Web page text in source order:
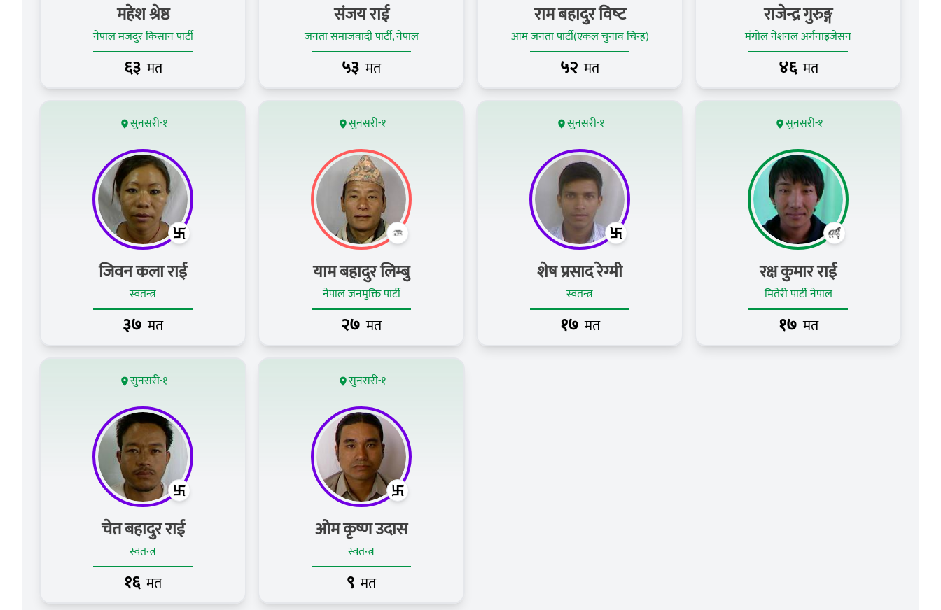
महेश श्रेष्ठ
नेपाल मजदुर किसान पार्टी
६३ मत
संजय राई
जनता समाजवादी पार्टी, नेपाल
५३ मत
राम बहादुर विष्‍ट
आम जनता पार्टी(एकल चुनाव चिन्ह)
५२ मत
राजेन्द्र गुरुङ्ग
मंगोल नेशनल अर्गनाइजेसन
४६ मत
सुनसरी-१
जिवन कला राई
स्वतन्त्र
३७ मत
सुनसरी-१
याम बहादुर लिम्बु
नेपाल जनमुक्ति पार्टी
२७ मत
सुनसरी-१
शेष प्रसाद रेग्मी
स्वतन्त्र
१७ मत
सुनसरी-१
रक्ष कुमार राई
मितेरी पार्टी नेपाल
१७ मत
सुनसरी-१
चेत बहादुर राई
स्वतन्त्र
१६ मत
सुनसरी-१
ओम कृष्ण उदास
स्वतन्त्र
९ मत